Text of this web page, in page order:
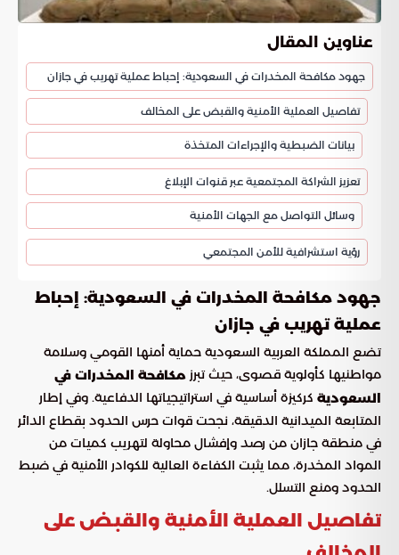
عناوين المقال
جهود مكافحة المخدرات في السعودية: إحباط عملية تهريب في جازان
تفاصيل العملية الأمنية والقبض على المخالف
بيانات الضبطية والإجراءات المتخذة
تعزيز الشراكة المجتمعية عبر قنوات الإبلاغ
وسائل التواصل مع الجهات الأمنية
رؤية استشرافية للأمن المجتمعي
جهود مكافحة المخدرات في السعودية: إحباط
عملية تهريب في جازان
تضع المملكة العربية السعودية حماية أمنها القومي وسلامة
مواطنيها كأولوية قصوى، حيث تبرز مكافحة المخدرات في
السعودية كركيزة أساسية في استراتيجياتها الدفاعية. وفي إطار
المتابعة الميدانية الدقيقة، نجحت قوات حرس الحدود بقطاع الدائر
في منطقة جازان من رصد وإفشال محاولة لتهريب كميات من
المواد المخدرة، مما يثبت الكفاءة العالية للكوادر الأمنية في ضبط
الحدود ومنع التسلل.
تفاصيل العملية الأمنية والقبض على